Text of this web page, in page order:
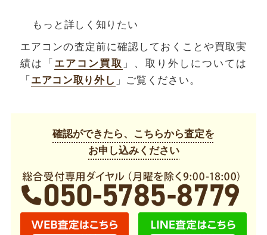
もっと詳しく知りたい
エアコンの査定前に確認しておくことや買取実
績は「 エアコン買取 」、取り外しについては
「 エアコン取り外し 」ご覧ください。
確認ができたら、こちらから査定を
お申し込みください